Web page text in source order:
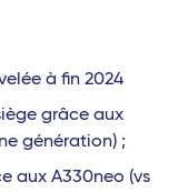
à fin 2024
grâce aux
génération) ;
aux A330neo (vs